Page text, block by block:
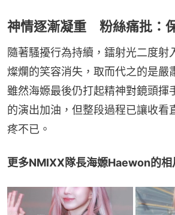
神情逐漸凝重 粉絲痛批：
隨著騷擾行為持續，鐳射光二度射
燦爛的笑容消失，取而代之的是嚴
雖然海嫄最後仍打起精神對鏡頭揮
的演出加油，但整段過程已讓收看
疼不已。
更多NMIXX隊長海嫄Haewon的相